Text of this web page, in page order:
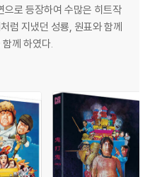
불량 확인을 위해 개봉 시의 동영
우 교환/반품이 제한될 수 있습니
첨부하여 첨부하여 고객센터에
품은 제품 개봉 전에만 운임비
작 수량이 한정되어 있고, 택배
가 어려우므로 신중한 구매 선
로 등장하여 수많은 히트작
럼 지냈던 성룡, 원표와 함께
께 하였다.